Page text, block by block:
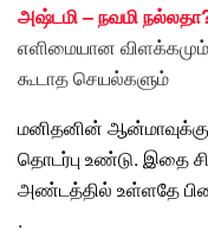
அஷ்டமி – நவமி
எளிமையான
கூடாத செயல்களும்
மனிதனின்
தொடர்பு உண்டு. இதை
அண்டத்தில் உள்ளதே
.